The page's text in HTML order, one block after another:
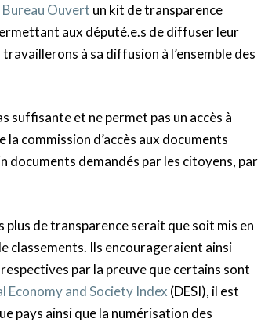
Bureau Ouvert un kit de transparence
aux député.e.s de diffuser leur
à sa diffusion à l’ensemble des
suffisante et ne permet pas un accès à
commission d’accès aux documents
demandés par les citoyens, par
de transparence serait que soit mis en
classements. Ils encourageraient ainsi
par la preuve que certains sont
Economy and Society Index (DESI), il est
pays ainsi que la numérisation des